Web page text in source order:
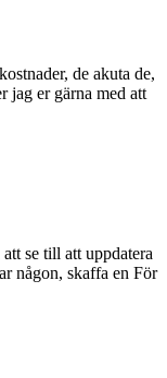
de akuta de,
jag er gärna med att
se till att uppdatera
någon, skaffa en För